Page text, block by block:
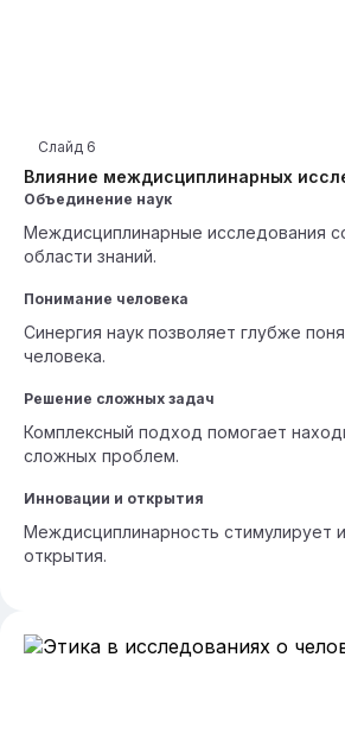
Влияние междисциплинарных
Слайд 6
Объединение наук
Междисциплинарные исследования
области знаний.
Понимание человека
Синергия наук позволяет глубже
человека.
Решение сложных задач
Комплексный подход помогает
сложных проблем.
Инновации и открытия
Междисциплинарность стимулирует
открытия.